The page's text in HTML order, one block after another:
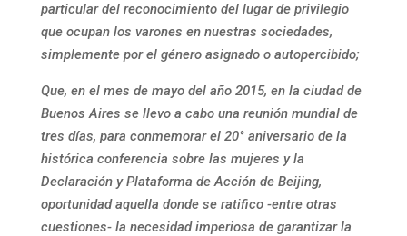
particular del reconocimiento del lugar de privilegio
que ocupan los varones en nuestras sociedades,
simplemente por el género asignado o autopercibido;
Que, en el mes de mayo del año 2015, en la ciudad de
Buenos Aires se llevo a cabo una reunión mundial de
tres días, para conmemorar el 20° aniversario de la
histórica conferencia sobre las mujeres y la
Declaración y Plataforma de Acción de Beijing,
oportunidad aquella donde se ratifico -entre otras
cuestiones- la necesidad imperiosa de garantizar la